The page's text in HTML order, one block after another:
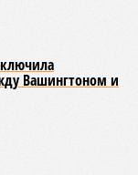
Вашингтоном и